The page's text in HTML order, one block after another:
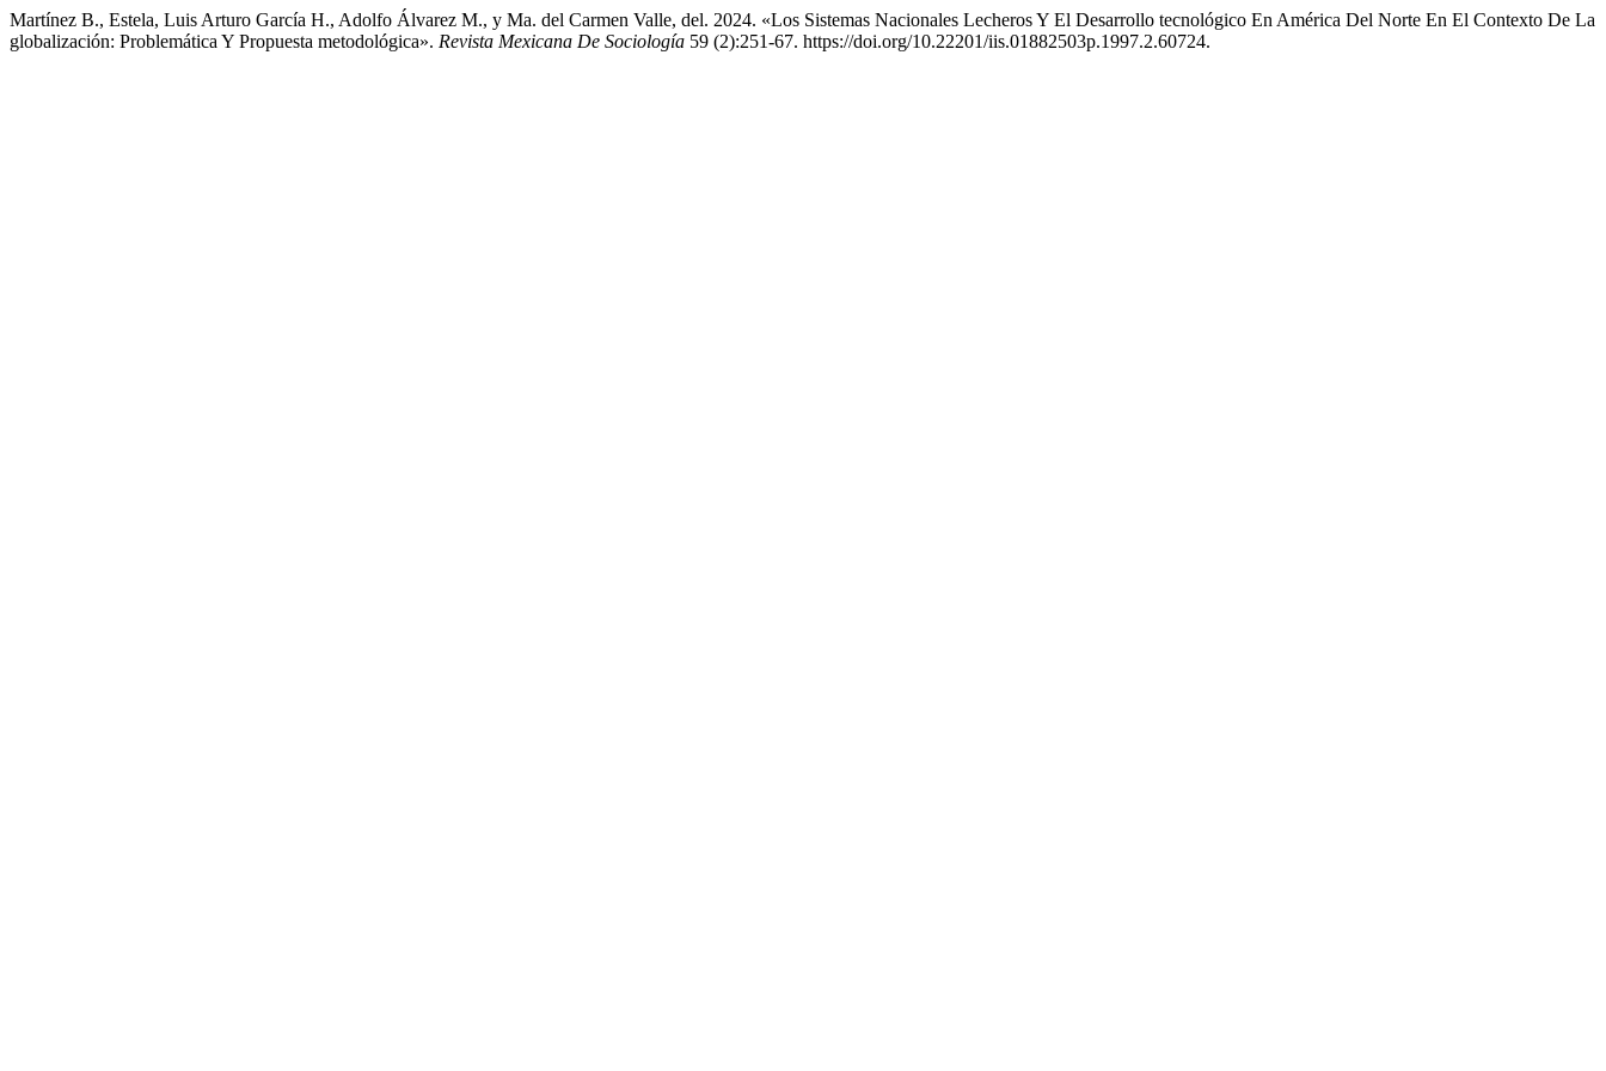
Martínez B., Estela, Luis Arturo García H., Adolfo Álvarez M., y Ma. del Carmen Valle, del. 2024. «Los Sistemas Nacionales Lecheros Y El Desarrollo tecnológico En América Del Norte En El Contexto De La
globalización: Problemática Y Propuesta metodológica». Revista Mexicana De Sociología 59 (2):251-67. https://doi.org/10.22201/iis.01882503p.1997.2.60724.